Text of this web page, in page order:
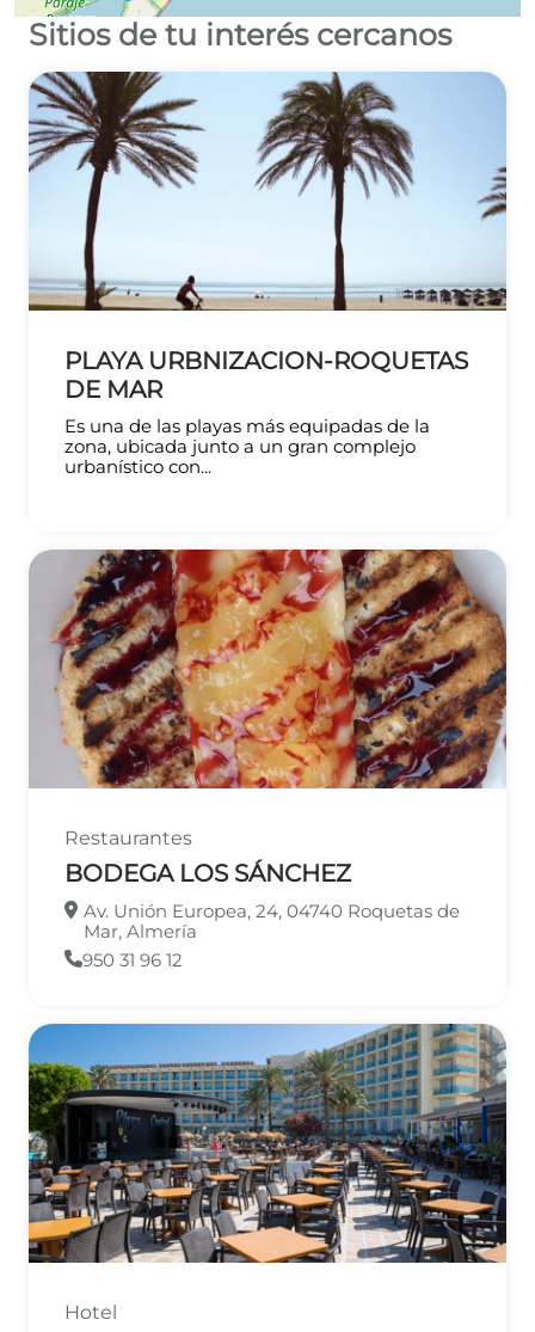
Leaflet©OpenStreetMapcontributors
Sitios de tu interés cercanos
PLAYA URBNIZACION-ROQUETAS
DE MAR
Es una de las playas más equipadas de la
zona, ubicada junto a un gran complejo
urbanístico con...
Restaurantes
BODEGA LOS SÁNCHEZ
Av. Unión Europea, 24, 04740 Roquetas de
Mar, Almería
950 31 96 12
Hotel